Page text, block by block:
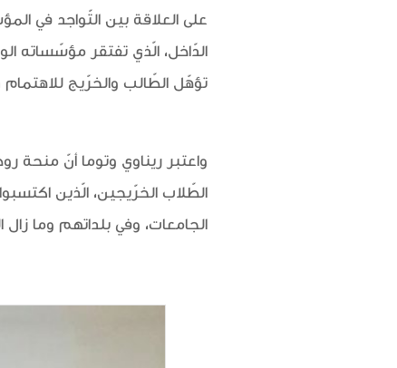
على العلاقة بين التّواجد في
الدّاخل، الّذي تفتقر مؤسّساته
تؤهّل الطّالب والخرّيج
واعتبر ريناوي وتوما أنّ منحة
الطّلاب الخرّيجين، الّذين
الجامعات، وفي بلداتهم وما